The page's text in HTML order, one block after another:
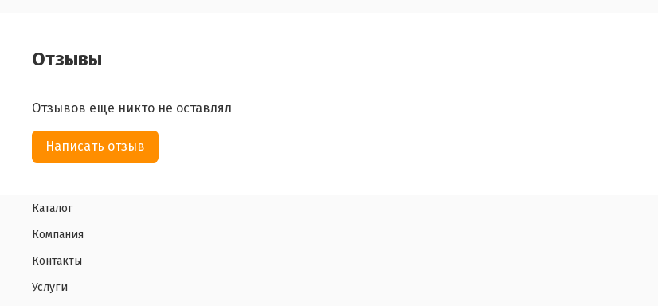
Отзывы
Отзывов еще никто не оставлял
Написать отзыв
Каталог
Компания
Контакты
Услуги